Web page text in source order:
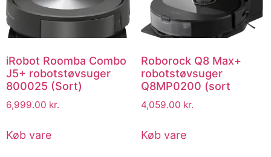
iRobot Roomba Combo
J5+ robotstøvsuger
800025 (Sort)
6,999.00 kr.
Køb vare
Roborock Q8 Max+
robotstøvsuger
Q8MP0200 (sort
4,059.00 kr.
Køb vare